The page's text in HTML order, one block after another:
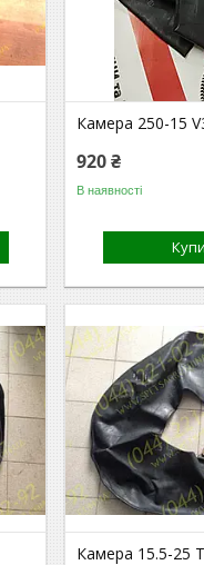
Камера 250-15
920 ₴
В наявності
Камера 15.5-25